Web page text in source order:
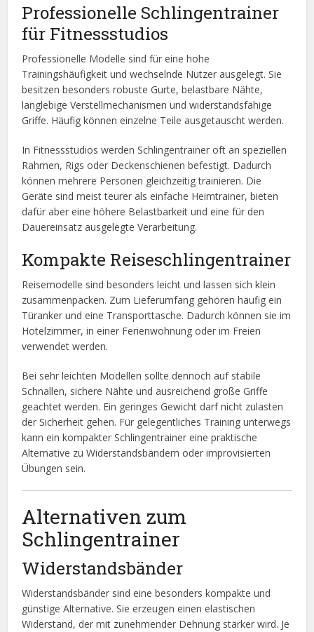
Professionelle Schlingentrainer
für Fitnessstudios
Professionelle Modelle sind für eine hohe
Trainingshäufigkeit und wechselnde Nutzer ausgelegt. Sie
besitzen besonders robuste Gurte, belastbare Nähte,
langlebige Verstellmechanismen und widerstandsfähige
Griffe. Häufig können einzelne Teile ausgetauscht werden.
In Fitnessstudios werden Schlingentrainer oft an speziellen
Rahmen, Rigs oder Deckenschienen befestigt. Dadurch
können mehrere Personen gleichzeitig trainieren. Die
Geräte sind meist teurer als einfache Heimtrainer, bieten
dafür aber eine höhere Belastbarkeit und eine für den
Dauereinsatz ausgelegte Verarbeitung.
Kompakte Reiseschlingentrainer
Reisemodelle sind besonders leicht und lassen sich klein
zusammenpacken. Zum Lieferumfang gehören häufig ein
Türanker und eine Transporttasche. Dadurch können sie im
Hotelzimmer, in einer Ferienwohnung oder im Freien
verwendet werden.
Bei sehr leichten Modellen sollte dennoch auf stabile
Schnallen, sichere Nähte und ausreichend große Griffe
geachtet werden. Ein geringes Gewicht darf nicht zulasten
der Sicherheit gehen. Für gelegentliches Training unterwegs
kann ein kompakter Schlingentrainer eine praktische
Alternative zu Widerstandsbändern oder improvisierten
Übungen sein.
Alternativen zum
Schlingentrainer
Widerstandsbänder
Widerstandsbänder sind eine besonders kompakte und
günstige Alternative. Sie erzeugen einen elastischen
Widerstand, der mit zunehmender Dehnung stärker wird. Je